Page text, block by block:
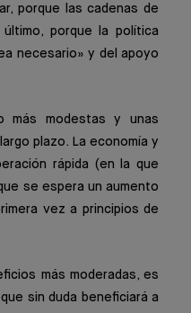
porque las cadenas de
porque la política
necesario» y del apoyo
más modestas y unas
plazo. La economía y
rápida (en la que
se espera un aumento
vez a principios de
más moderadas, es
sin duda beneficiará a